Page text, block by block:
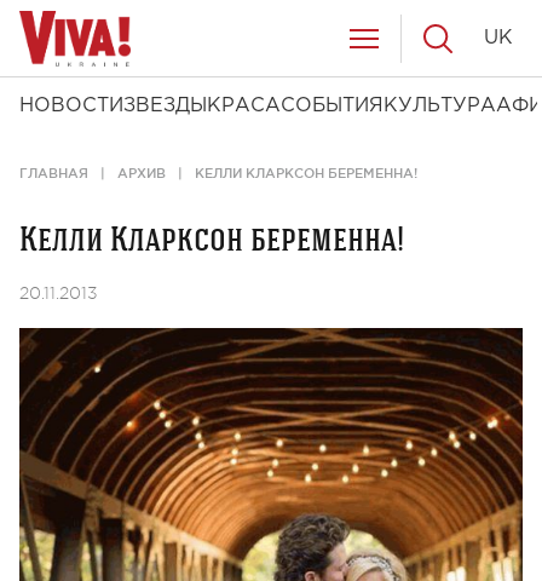
НОВОСТИ ЗВЕЗДЫ КРАСАСОБЫТИЯ КУЛЬТУРА
UK
ГЛАВНАЯ АРХИВ КЕЛЛИ КЛАРКСОН БЕРЕМЕННА!
Келли Кларксон беременна!
20.11.2013